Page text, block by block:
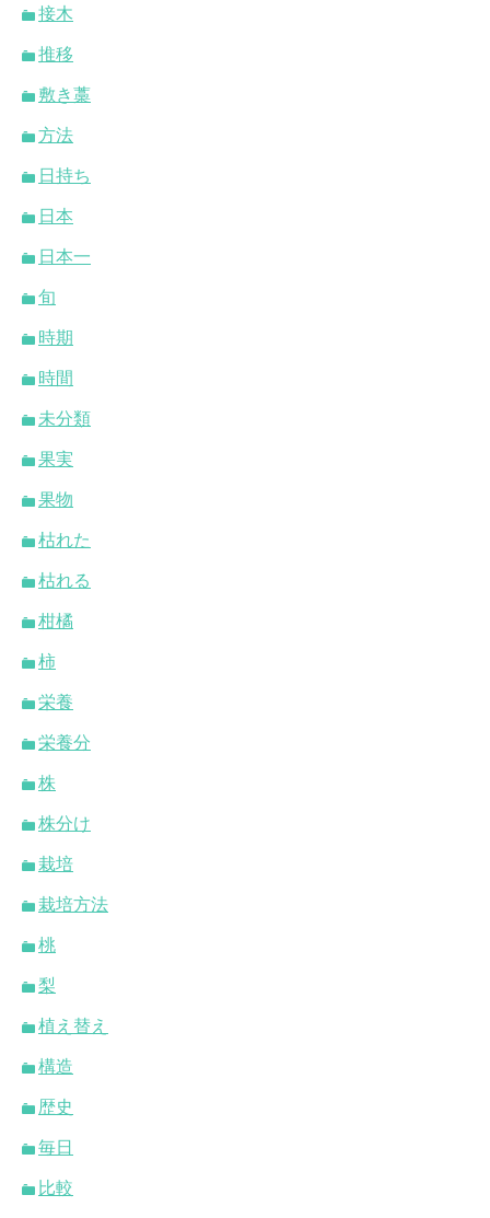
接木
推移
敷き藁
方法
日持ち
日本
日本一
旬
時期
時間
未分類
果実
果物
枯れた
枯れる
柑橘
柿
栄養
栄養分
株
株分け
栽培
栽培方法
桃
梨
植え替え
構造
歴史
毎日
比較